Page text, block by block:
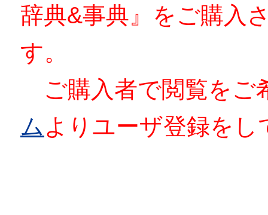
辞典&事典』をご購入
す。
ご購入者で閲覧をご
ム よりユーザ登録をし